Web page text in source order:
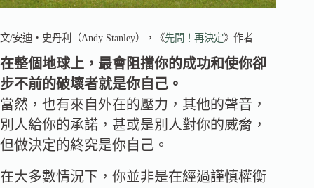
文/安迪‧史丹利（Andy Stanley），《先問！再決定》作者
在整個地球上，最會阻擋你的成功和使你卻
步不前的破壞者就是你自己。
當然，也有來自外在的壓力，其他的聲音，
別人給你的承諾，甚或是別人對你的威脅，
但做決定的終究是你自己。
在大多數情況下，你並非是在經過謹慎權衡